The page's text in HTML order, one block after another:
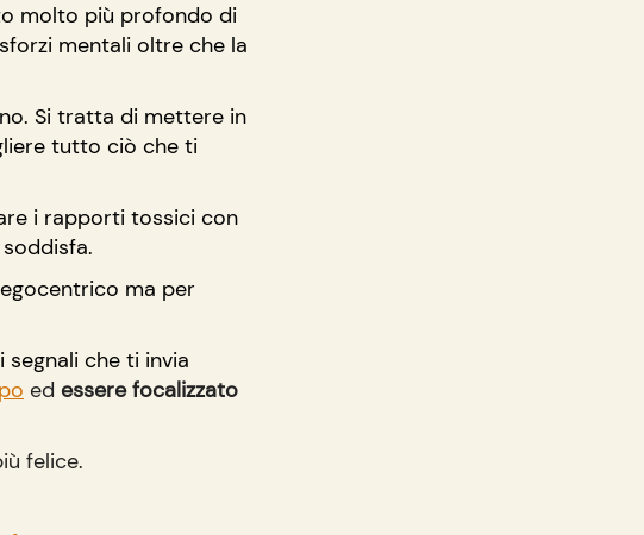
molto più profondo di
mentali oltre che la
Si tratta di mettere in
tutto ciò che ti
i rapporti tossici con
ma per
che ti invia
ed essere focalizzato
felice.